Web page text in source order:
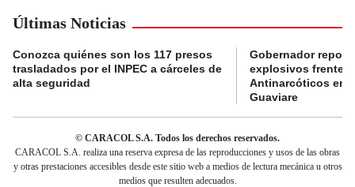
Últimas Noticias
Conozca quiénes son los 117 presos
trasladados por el INPEC a cárceles de
alta seguridad
Gobernador
explosivos frente a
Antinarcóticos en
Guaviare
© CARACOL S.A. Todos los derechos reservados.
CARACOL S.A. realiza una reserva expresa de las reproducciones y usos de las obras
y otras prestaciones accesibles desde este sitio web a medios de lectura mecánica u otros
medios que resulten adecuados.